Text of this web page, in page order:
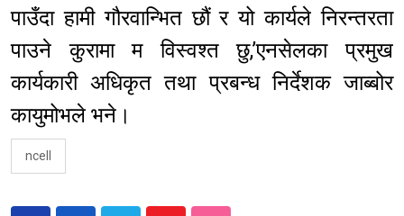
पाउँदा हामी गौरवान्भित छौं र यो कार्यले निरन्तरता
पाउने कुरामा म विस्वश्त छु,’एनसेलका प्रमुख
कार्यकारी अधिकृत तथा प्रबन्ध निर्देशक जाब्बोर
कायुमोभले भने।
ncell